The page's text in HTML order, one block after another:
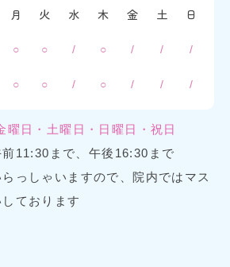
月 火 水 木 金 土 日
○ ○ / ○ / / /
○ ○ / ○ / / /
曜日・土曜日・日曜日・祝日
11:30まで、午後16:30まで
っしゃいますので、院内ではマス
ております